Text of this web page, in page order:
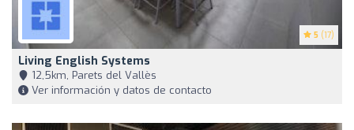
5 (17)
Living English Systems
12,5km, Parets del Vallès
Ver información y datos de contacto